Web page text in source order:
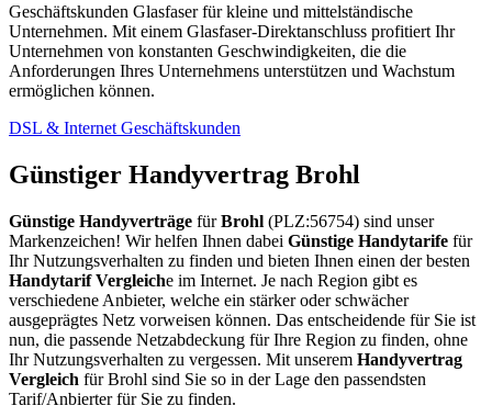
Geschäftskunden Glasfaser für kleine und mittelständische
Unternehmen. Mit einem Glasfaser-Direktanschluss profitiert Ihr
Unternehmen von konstanten Geschwindigkeiten, die die
Anforderungen Ihres Unternehmens unterstützen und Wachstum
ermöglichen können.
DSL & Internet Geschäftskunden
Günstiger Handyvertrag Brohl
Günstige Handyverträge fürBrohl (PLZ:56754) sind unser
Markenzeichen! Wir helfen Ihnen dabei Günstige Handytarife für
Ihr Nutzungsverhalten zu finden und bieten Ihnen einen der besten
Handytarif Vergleiche im Internet. Je nach Region gibt es
verschiedene Anbieter, welche ein stärker oder schwächer
ausgeprägtes Netz vorweisen können. Das entscheidende für Sie ist
nun, die passende Netzabdeckung für Ihre Region zu finden, ohne
Ihr Nutzungsverhalten zu vergessen. Mit unserem Handyvertrag
Vergleich für Brohl sind Sie so in der Lage den passendsten
Tarif/Anbierter für Sie zu finden.